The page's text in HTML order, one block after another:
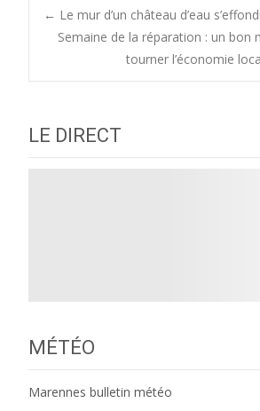
Post
navigation
← Le mur d’un château d’eau
Semaine de la réparation : un bon
tourner l’économie
LE DIRECT
MÉTÉO
Marennes bulletin météo